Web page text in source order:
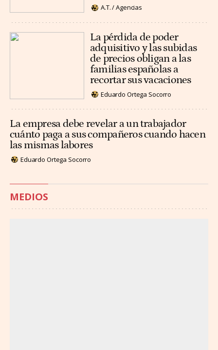
A.T. / Agencias
La pérdida de poder
adquisitivo y las subidas
de precios obligan a las
familias españolas a
recortar sus vacaciones
Eduardo Ortega Socorro
La empresa debe revelar a un trabajador
cuánto paga a sus compañeros cuando hacen
las mismas labores
Eduardo Ortega Socorro
MEDIOS